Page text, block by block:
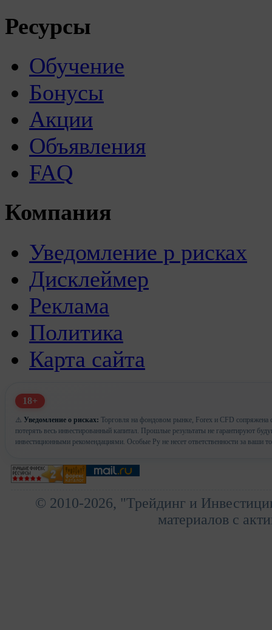
Ресурсы
Обучение
Бонусы
Акции
Объявления
FAQ
Компания
Уведомление р рисках
Дисклеймер
Реклама
Политика
Карта сайта
18+
⚠️ Уведомление о рисках: Торговля на фондовом рынке, Forex и CFD сопряжена
потерять весь инвестированный капитал. Прошлые результаты не гарантируют
инвестиционными рекомендациями. Особые Ру не несет ответственности за ваши
© 2010-2026, "Трейдинг и
материалов с